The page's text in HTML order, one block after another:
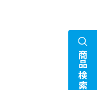
商品検索